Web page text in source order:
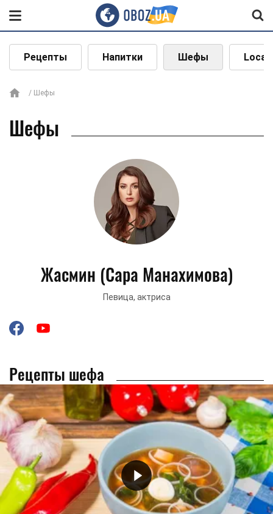
Рецепты Напитки Шефы Local
Шефы
Шефы
Жасмин (Сара Манахимова)
Певица, актриса
Рецепты шефа